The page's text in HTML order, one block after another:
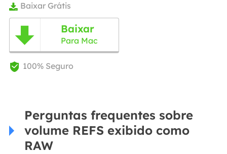
 Baixar Grátis
 Baixar
Para Mac
 100% Seguro
Perguntas frequentes sobre
volume REFS exibido como
RAW